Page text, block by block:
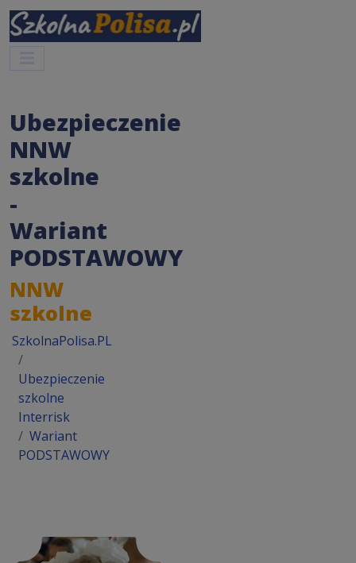
Ubezpieczenie
NNW
szkolne
-
Wariant
PODSTAWOWY
NNW
szkolne
SzkolnaPolisa.PL
Ubezpieczenie
szkolne
Interrisk
Wariant
PODSTAWOWY